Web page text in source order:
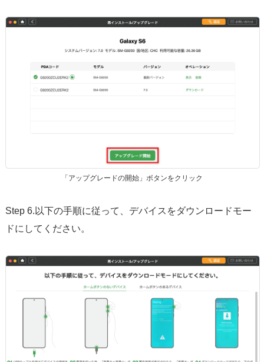
「アップグレードの開始」ボタンをクリック
Step 6.以下の手順に従って、デバイスをダウンロードモー
ドにしてください。